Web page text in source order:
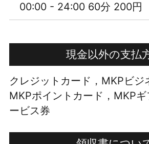
00:00 - 24:00 60分 200円
現金以外の支払
クレジットカード，MKPビジ
MKPポイントカード，MKP
ービス券